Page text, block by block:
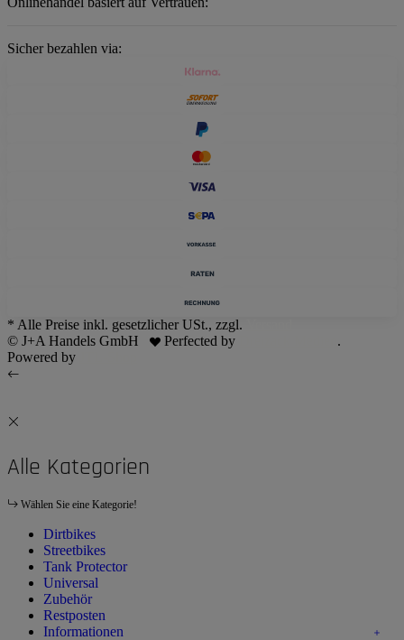
Sicher bezahlen via:
* Alle Preise inkl. gesetzlicher USt., zzgl.
© J+A Handels GmbH
Perfected by
.
Powered by
Alle Kategorien
Wählen Sie eine Kategorie!
Dirtbikes
Streetbikes
Tank Protector
Universal
Zubehör
Restposten
Informationen